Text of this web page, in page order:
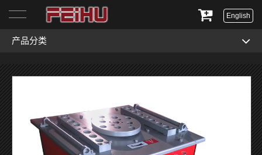
English
产品分类
首页
关于我们
服务与支持